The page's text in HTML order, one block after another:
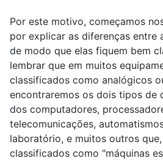
Por este motivo, começamos
por explicar as diferenças entre
de modo que elas fiquem bem
lembrar que em muitos
classificados como analógicos
encontraremos os dois tipos de
dos computadores,
telecomunicações,
laboratório, e muitos outros
classificados como "máquinas